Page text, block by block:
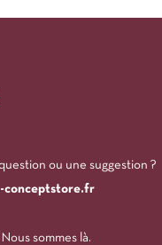
ou une suggestion ?
conceptstore.fr
sommes là.